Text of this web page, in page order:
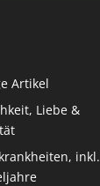
Artikel
Liebe &
inkl.